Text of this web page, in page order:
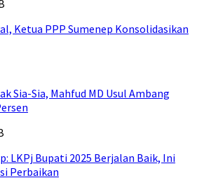
Ketua PPP Sumenep Konsolidasikan
Sia-Sia, Mahfud MD Usul Ambang
LKPj Bupati 2025 Berjalan Baik, Ini
Perbaikan